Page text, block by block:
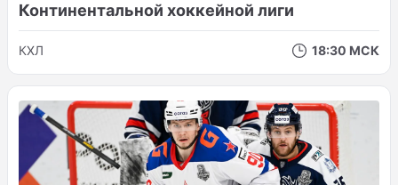
Континентальной хоккейной лиги
КХЛ 18:30 МСК